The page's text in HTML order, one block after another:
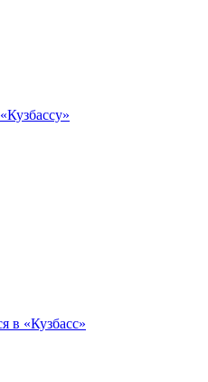
в «Кузбасс»